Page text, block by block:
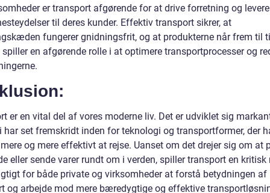
er transport afgørende for at drive forretning og
til deres kunder. Effektiv transport sikrer, at
fungerer gnidningsfrit, og at produkterne når frem til
en afgørende rolle i at optimere transportprocesser og
er en vital del af vores moderne liv. Det er udviklet sig
har set fremskridt inden for teknologi og transportformer, der
og mere effektivt at rejse. Uanset om det drejer sig om at
eller sende varer rundt om i verden, spiller transport en kritisk
for både private og virksomheder at forstå betydningen af
og arbejde mod mere bæredygtige og effektive